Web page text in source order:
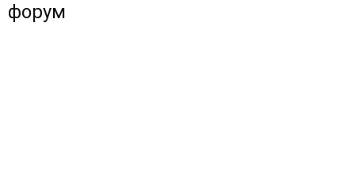
форум